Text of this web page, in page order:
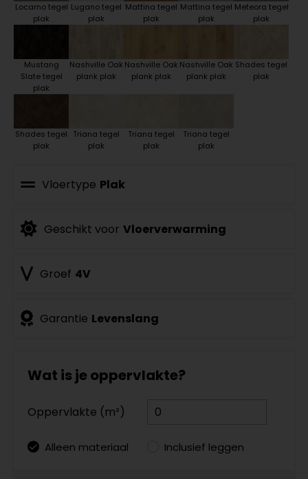
Locarno tegel
plak
Lugano tegel
plak
Mattina tegel
plak
Mattina tegel
plak
Meteora tegel
plak
Mustang
Slate tegel
plak
Nashville Oak
plank plak
Nashville Oak
plank plak
Nashville Oak
plank plak
Shades tegel
plak
Shades tegel
plak
Triana tegel
plak
Triana tegel
plak
Triana tegel
plak
Vloertype Plak
Geschikt voor Vloerverwarming
Groef 4V
Garantie Levenslang
Wat is je oppervlakte?
Oppervlakte (m²)
Alleen materiaal Inclusief leggen